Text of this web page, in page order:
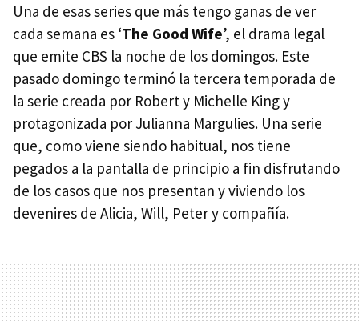
Una de esas series que más tengo ganas de ver
cada semana es ‘The Good Wife’, el drama legal
que emite CBS la noche de los domingos. Este
pasado domingo terminó la tercera temporada de
la serie creada por Robert y Michelle King y
protagonizada por Julianna Margulies. Una serie
que, como viene siendo habitual, nos tiene
pegados a la pantalla de principio a fin disfrutando
de los casos que nos presentan y viviendo los
devenires de Alicia, Will, Peter y compañía.